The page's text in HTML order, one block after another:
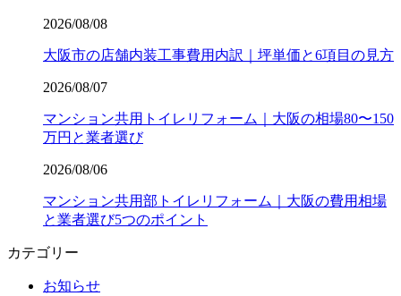
2026/08/08
大阪市の店舗内装工事費用内訳｜坪単価と6項目の見方
2026/08/07
マンション共用トイレリフォーム｜大阪の相場80〜150
万円と業者選び
2026/08/06
マンション共用部トイレリフォーム｜大阪の費用相場
と業者選び5つのポイント
カテゴリー
お知らせ